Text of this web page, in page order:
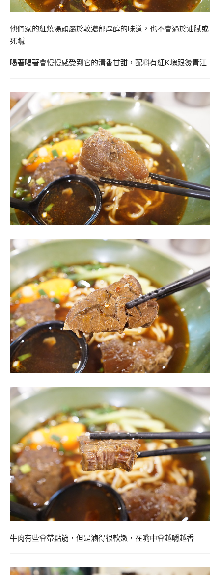
他們家的紅燒湯頭屬於較濃郁厚醇的味道，也不會過於油膩或
死鹹
喝著喝著會慢慢感受到它的清香甘甜，配料有紅K塊跟燙青江
牛肉有些會帶點筋，但是滷得很軟嫩，在嘴中會越嚼越香